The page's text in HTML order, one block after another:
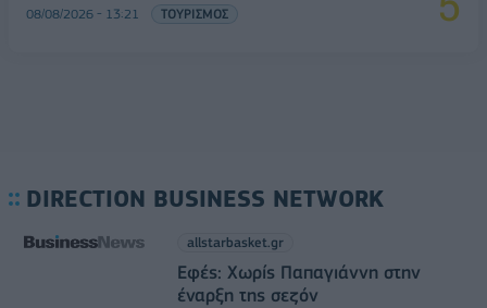
08/08/2026 - 13:21 ΤΟΥΡΙΣΜΟΣ
DIRECTION BUSINESS NETWORK
allstarbasket.gr
Εφές: Χωρίς Παπαγιάννη στην
έναρξη της σεζόν